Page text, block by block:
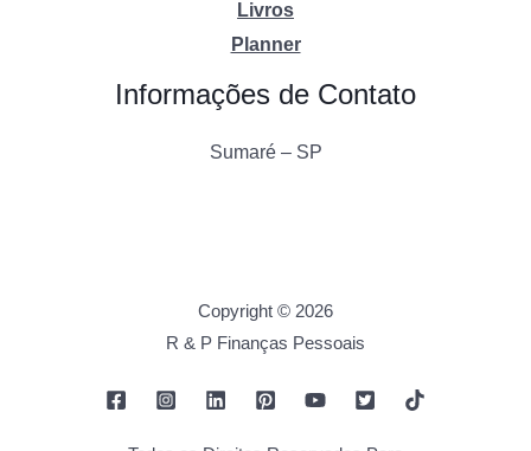
Livros
Planner
Informações de Contato
Sumaré – SP
Copyright © 2026
R & P Finanças Pessoais